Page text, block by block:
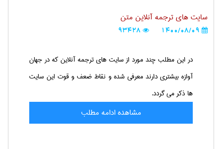
سایت های ترجمه آنلاین متن
1400/08/09
93428
در این مطلب چند مورد از سایت های ترجمه آنلاین که در جهان
آوازه بیشتری دارند معرفی شده و نقاط ضعف و قوت این سایت
ها ذکر می گردد.
مشاهده ادامه مطلب